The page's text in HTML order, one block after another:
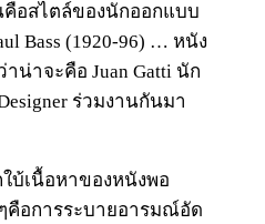
คือสไตล์ของนักออกแบบ
Bass (1920-96) … หนัง
น่าจะคือ Juan Gatti นัก
ร่วมงานกันมา
ใบ้เนื้อหาของหนังพอ
คือการระบายอารมณ์อัด